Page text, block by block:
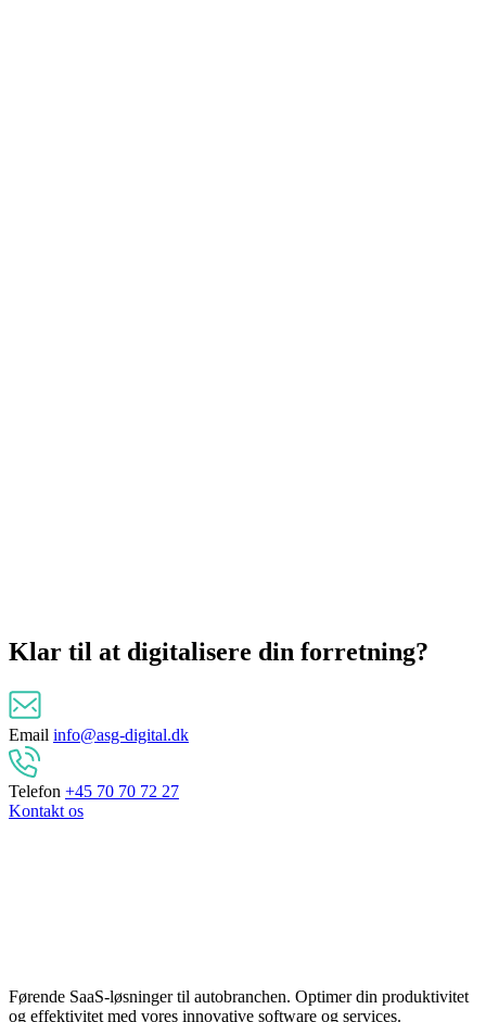
Klar til at digitalisere din forretning?
Email info@asg-digital.dk
Telefon +45 70 70 72 27
Kontakt os
Førende SaaS-løsninger til autobranchen. Optimer din produktivitet
og effektivitet med vores innovative software og services.